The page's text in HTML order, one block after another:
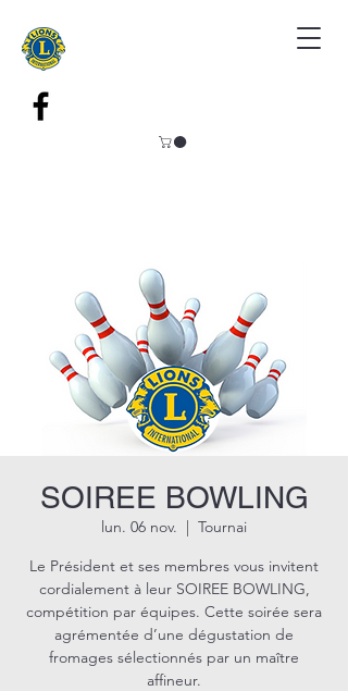
SOIREE BOWLING
lun. 06 nov.
  |
Tournai
Le Président et ses membres vous invitent
cordialement à leur SOIREE BOWLING,
compétition par équipes. Cette soirée sera
agrémentée d’une dégustation de
fromages sélectionnés par un maître
affineur.